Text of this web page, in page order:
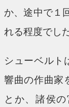
か、途中で１
れる程度でした
シューベルト
響曲の作曲家
とか、諸侯